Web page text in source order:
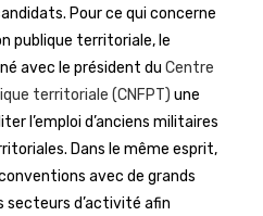
Pour ce qui concerne
publique territoriale, le
avec le président du Centre
territoriale (CNFPT) une
l’emploi d’anciens militaires
Dans le même esprit,
avec de grands
secteurs d’activité afin